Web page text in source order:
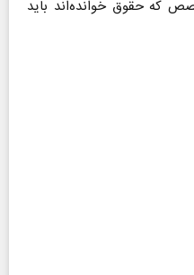
که حقوق خوانده‌اند باید